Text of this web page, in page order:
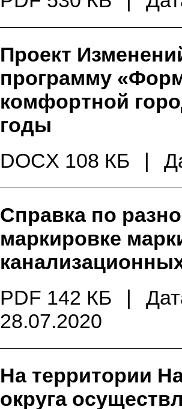
Проект
программу
комфортной
годы
DOCX 108 КБ
|
Справка по
маркировке
PDF 142 КБ
|
28.07.2020
На территории
округа